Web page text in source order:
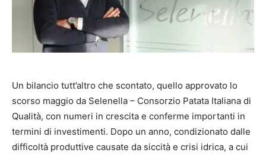
Un bilancio tutt’altro che scontato, quello approvato lo
scorso maggio da Selenella – Consorzio Patata Italiana di
Qualità, con numeri in crescita e conferme importanti in
termini di investimenti. Dopo un anno, condizionato dalle
difficoltà produttive causate da siccità e crisi idrica, a cui